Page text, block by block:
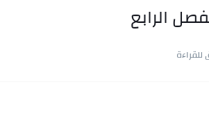
الرابع